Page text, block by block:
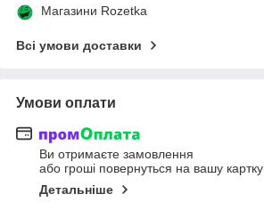
Магазини Rozetka
Всі умови доставки
Умови оплати
Ви отримаєте замовлення
або гроші повернуться на вашу картку
Детальніше